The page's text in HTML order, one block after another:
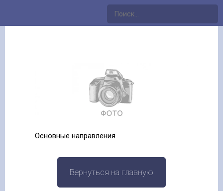
Основные направления
Вернуться на главную